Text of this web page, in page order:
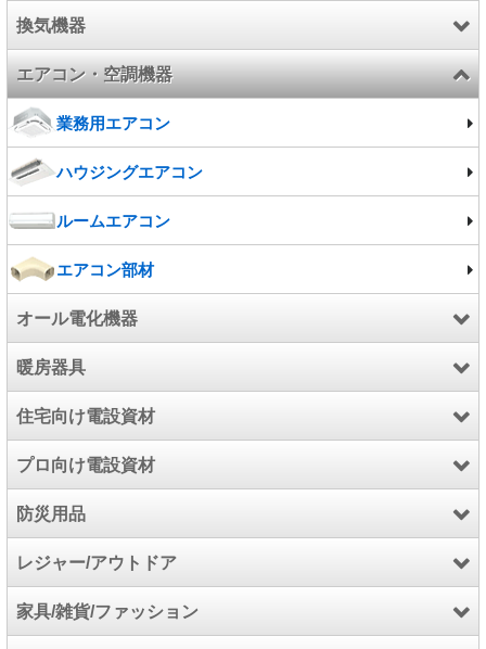
LED照明器具
照明器具
施設照明
電球/ランプ
換気機器
換気扇
エアコン・空調機器
業務用エアコン
ハウジングエアコン
ルームエアコン
エアコン部材
オール電化機器
エコキュート
電気温水器
IHクッキングヒーター
暖房器具
暖房器具
温水ルームヒーター
こたつ
住宅向け電設資材
インターホン
防犯・セキュリティ用品
住宅用火災警報器
石油給湯機器
プロ向け電設資材
電設資材
工具/高圧洗浄機/芝刈機
電気自動車充電設備関連
防災用品
防災用品
レジャー/アウトドア
アウトドア
家具/雑貨/ファッション